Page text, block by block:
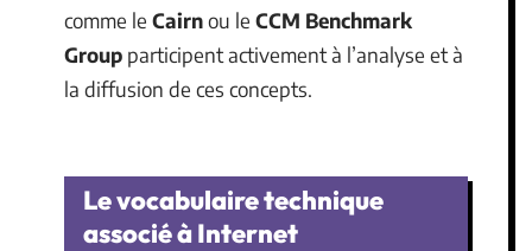
comme le Cairnou le CCM Benchmark
Group participent activement à l’analyse et à
la diffusion de ces concepts.
Le vocabulaire technique
associé à Internet